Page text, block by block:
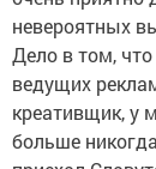
невероятных
Дело в том,
ведущих
креативщик, у
больше